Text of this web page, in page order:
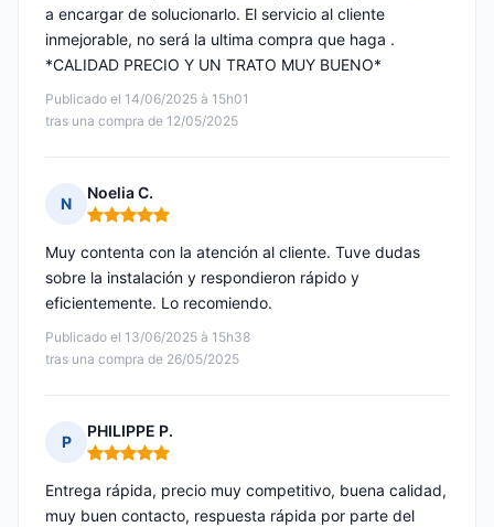
Publicado el 14/06/2025 à 15h01
tras una compra de 12/05/2025
a encargar de solucionarlo. El servicio al cliente
inmejorable, no será la ultima compra que haga .
*CALIDAD PRECIO Y UN TRATO MUY BUENO*
N
Noelia C.
Nota: 5 de 5
Publicado el 13/06/2025 à 15h38
tras una compra de 26/05/2025
Muy contenta con la atención al cliente. Tuve dudas
sobre la instalación y respondieron rápido y
eficientemente. Lo recomiendo.
P
PHILIPPE P.
Nota: 5 de 5
Entrega rápida, precio muy competitivo, buena calidad,
muy buen contacto, respuesta rápida por parte del